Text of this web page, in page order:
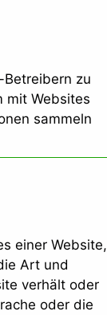
zu
mit Websites
sammeln
einer Website,
Art und
verhält oder
oder die